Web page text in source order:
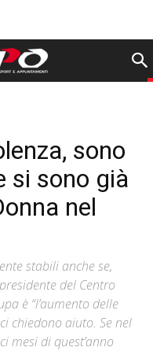
sono
si sono già
nel
stabili anche se,
del Centro
è “l’aumento delle
chiedono aiuto. Se nel
mesi di quest’anno